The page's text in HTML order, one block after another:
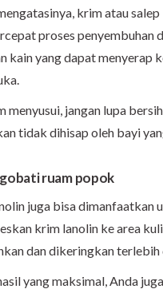
krim atau
proses penyembuhan
kain yang dapat menyerap
menyusui, jangan lupa
tidak dihisap oleh bayi
ruam popok
juga bisa dimanfaatkan
krim lanolin ke area
dan dikeringkan terlebih
yang maksimal, Anda